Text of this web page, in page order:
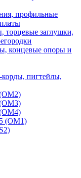
профильные
торцевые заглушки,
концевые опоры и
корды, пигтейлы,
(OM1)